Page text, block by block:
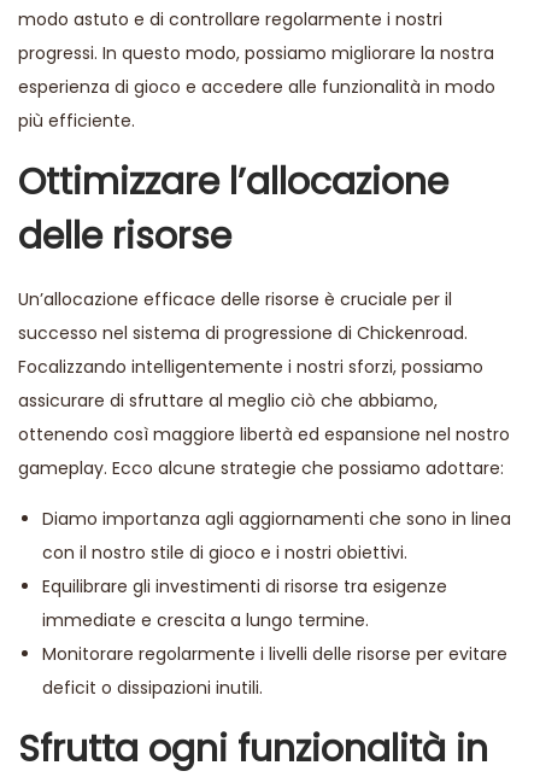
modo astuto e di controllare regolarmente i nostri
progressi. In questo modo, possiamo migliorare la nostra
esperienza di gioco e accedere alle funzionalità in modo
più efficiente.
Ottimizzare l’allocazione
delle risorse
Un’allocazione efficace delle risorse è cruciale per il
successo nel sistema di progressione di Chickenroad.
Focalizzando intelligentemente i nostri sforzi, possiamo
assicurare di sfruttare al meglio ciò che abbiamo,
ottenendo così maggiore libertà ed espansione nel nostro
gameplay. Ecco alcune strategie che possiamo adottare:
Diamo importanza agli aggiornamenti che sono in linea
con il nostro stile di gioco e i nostri obiettivi.
Equilibrare gli investimenti di risorse tra esigenze
immediate e crescita a lungo termine.
Monitorare regolarmente i livelli delle risorse per evitare
deficit o dissipazioni inutili.
Sfrutta ogni funzionalità in